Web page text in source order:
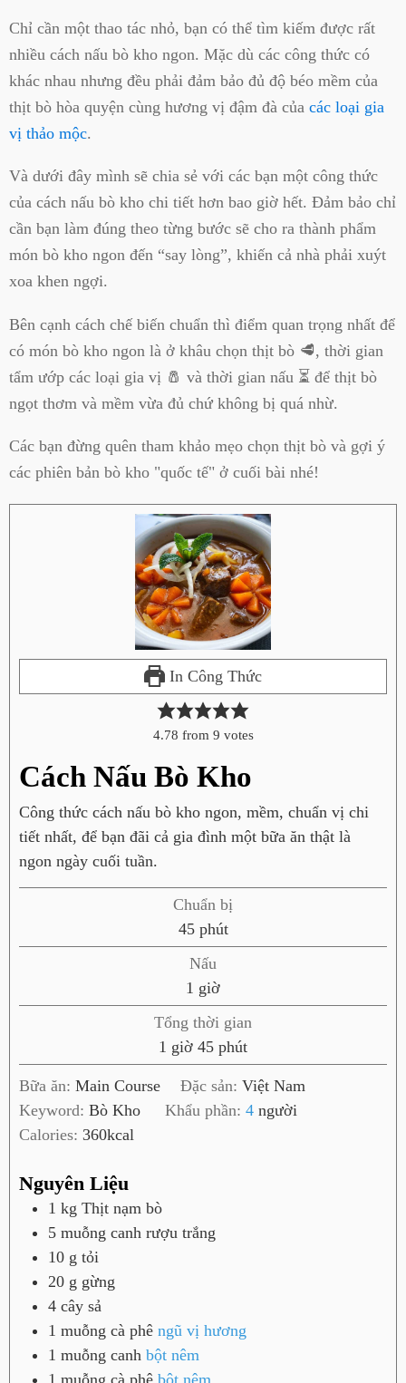
Chỉ cần một thao tác nhỏ, bạn có thể tìm kiếm được rất
nhiều cách nấu bò kho ngon. Mặc dù các công thức có
khác nhau nhưng đều phải đảm bảo đủ độ béo mềm của
thịt bò hòa quyện cùng hương vị đậm đà của các loại gia
vị thảo mộc.
Và dưới đây mình sẽ chia sẻ với các bạn một công thức
của cách nấu bò kho chi tiết hơn bao giờ hết. Đảm bảo chỉ
cần bạn làm đúng theo từng bước sẽ cho ra thành phẩm
món bò kho ngon đến “say lòng”, khiến cả nhà phải xuýt
xoa khen ngợi.
Bên cạnh cách chế biến chuẩn thì điểm quan trọng nhất để
có món bò kho ngon là ở khâu chọn thịt bò 🥩, thời gian
tẩm ướp các loại gia vị 🧂 và thời gian nấu ⏳ để thịt bò
ngọt thơm và mềm vừa đủ chứ không bị quá nhừ.
Các bạn đừng quên tham khảo mẹo chọn thịt bò và gợi ý
các phiên bản bò kho "quốc tế" ở cuối bài nhé!
In Công Thức
4.78 from 9 votes
Cách Nấu Bò Kho
Công thức cách nấu bò kho ngon, mềm, chuẩn vị chi
tiết nhất, để bạn đãi cả gia đình một bữa ăn thật là
ngon ngày cuối tuần.
Chuẩn bị
45p
h
t
phút
Nấu
1 g
i
giờ
Tổng thời gian
1 g
i
giờ 45p
h
ú
t
phút
Bữa ăn: Main Course Đặc sản:Việt Nam
Keyword: Bò Kho Khẩu phần:4 người
Calories: 360kcal
Nguyên Liệu
1 kg Thịt nạm bò
5 muỗng canh rượu trắng
10 g tỏi
20 g gừng
4 cây sả
1 muỗng cà phê ngũ vị hương
1 muỗng canh bột nêm